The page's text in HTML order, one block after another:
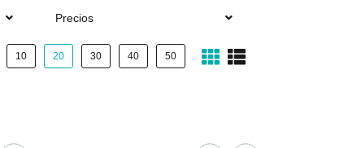
Precios
10 20 30 40 50